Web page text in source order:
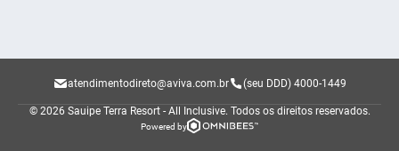
atendimentodireto@aviva.com.br (seu DDD) 4000-1449
© 2026 Sauipe Terra Resort - All Inclusive. Todos os direitos reservados.
Powered by